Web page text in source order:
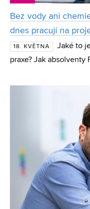
Bez vody ani
dnes pracují na
18. KVĚTNA
Jaké to
praxe? Jak absolventy
současným